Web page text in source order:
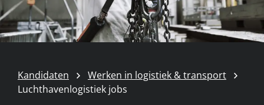
Kandidaten
Werken in logistiek & transport
Luchthavenlogistiek jobs